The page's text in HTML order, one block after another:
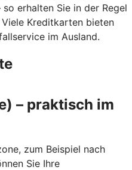
erhalten Sie in der Regel
Kreditkarten bieten
im Ausland.
– praktisch im
zum Beispiel nach
Sie Ihre